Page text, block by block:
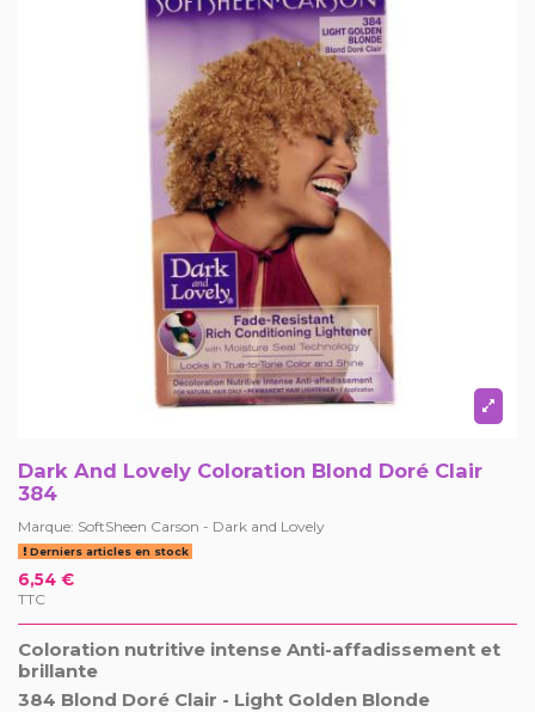
Dark And Lovely Coloration Blond Doré Clair
384
Marque: SoftSheen Carson - Dark and Lovely
Derniers articles en stock
6,54 €
TTC
Coloration nutritive intense Anti-affadissement et
brillante
384 Blond Doré Clair - Light Golden Blonde